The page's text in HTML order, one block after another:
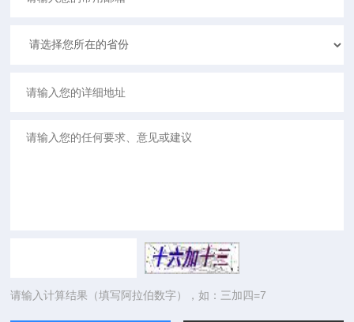
请输入计算结果（填写阿拉伯数字），如：三加四=7